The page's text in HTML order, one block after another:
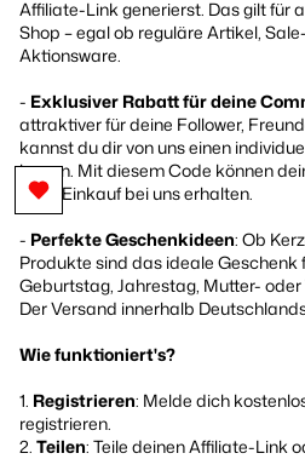
Affiliate-Link generierst. Das gilt für
Shop – egal ob reguläre Artikel,
Aktionsware.
- Exklusiver Rabatt für deine
attraktiver für deine Follower,
kannst du dir von uns einen
lassen. Mit diesem Code können
ihren Einkauf bei uns erhalten.
- Perfekte Geschenkideen: Ob
Produkte sind das ideale Geschenk
Geburtstag, Jahrestag, Mutter-
Der Versand innerhalb
Wie funktioniert's?
1. Registrieren: Melde dich
registrieren.
2. Teilen: Teile deinen Affiliate-Link